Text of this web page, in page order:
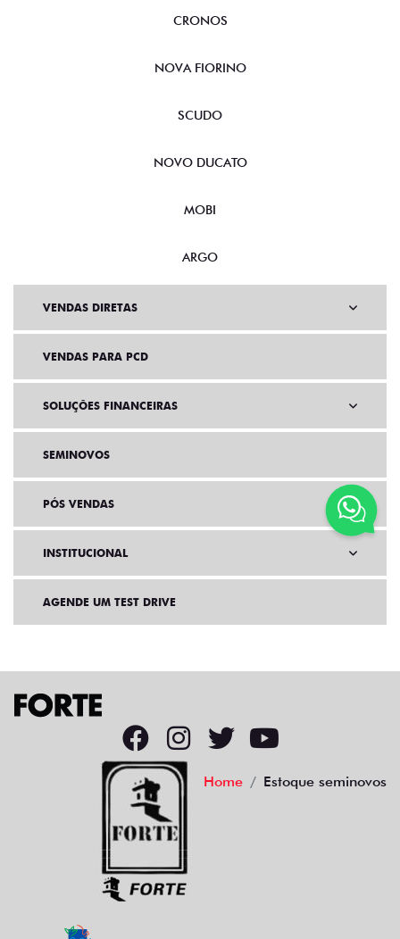
CRONOS
NOVA FIORINO
SCUDO
NOVO DUCATO
MOBI
ARGO
VENDAS DIRETAS
VENDAS PARA PCD
SOLUÇÕES FINANCEIRAS
SEMINOVOS
PÓS VENDAS
INSTITUCIONAL
AGENDE UM TEST DRIVE
Home Estoque seminovos